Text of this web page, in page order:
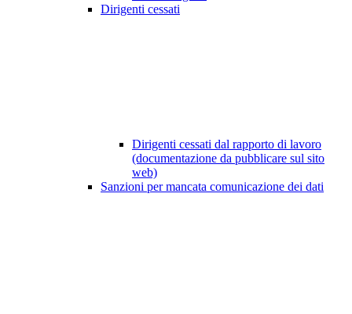
Dirigenti cessati
Dirigenti cessati dal rapporto di lavoro
(documentazione da pubblicare sul sito
web)
Sanzioni per mancata comunicazione dei dati